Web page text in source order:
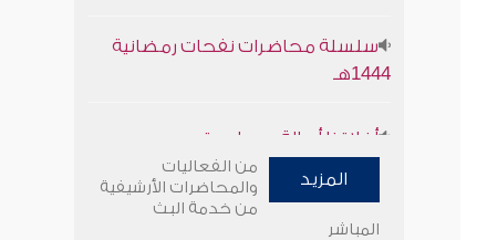
1444هـ
وأمنهم من خوف 9
سلسلة محاضرات نفحات رمضانية
المزيد
من الفعاليات
والمحاضرات الأرشيفية
من خدمة البث
المباشر